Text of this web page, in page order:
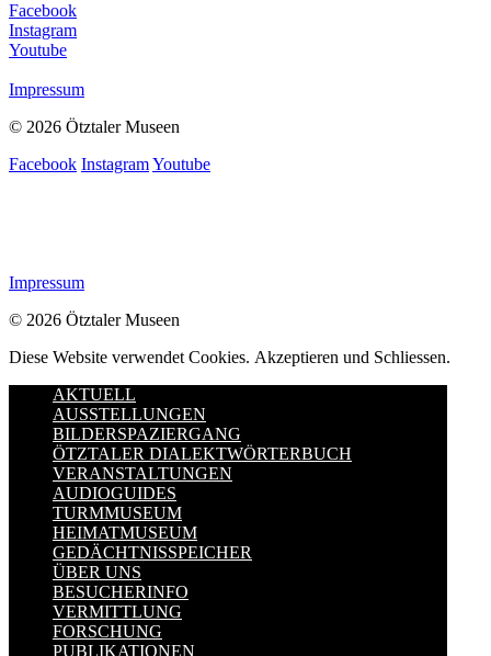
Facebook
Instagram
Youtube
Impressum
© 2026 Ötztaler Museen
Facebook InstagramYoutube
Impressum
© 2026 Ötztaler Museen
Diese Website verwendet Cookies. Akzeptieren und Schliessen.
AKTUELL
AUSSTELLUNGEN
BILDERSPAZIERGANG
ÖTZTALER DIALEKTWÖRTERBUCH
VERANSTALTUNGEN
AUDIOGUIDES
TURMMUSEUM
HEIMATMUSEUM
GEDÄCHTNISSPEICHER
ÜBER UNS
BESUCHERINFO
VERMITTLUNG
FORSCHUNG
PUBLIKATIONEN